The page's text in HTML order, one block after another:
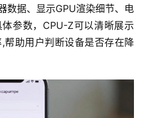
数据、显示GPU渲染细节、电
参数，CPU-Z可以清晰展示
帮助用户判断设备是否存在降